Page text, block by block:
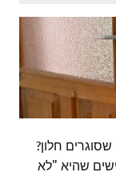
חלון?
שהיא "לא